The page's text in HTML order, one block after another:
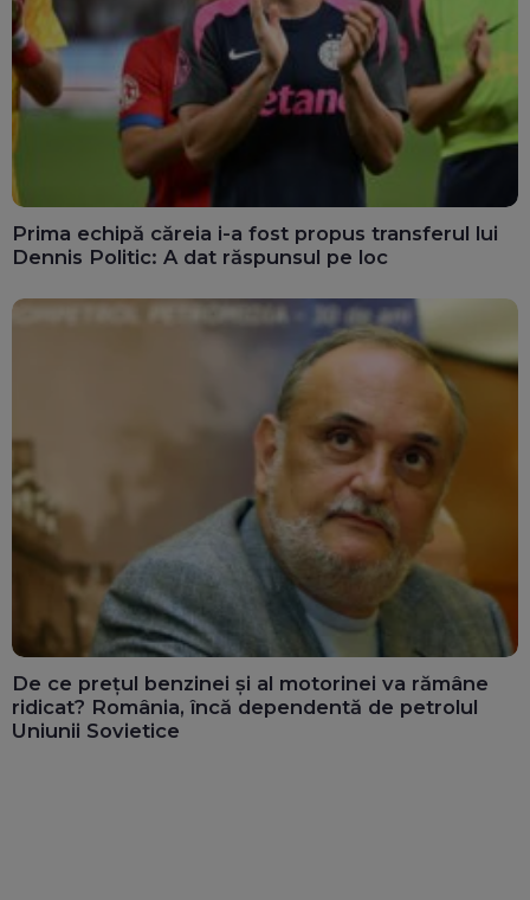
Prima echipă căreia i-a fost propus transferul lui
Dennis Politic: A dat răspunsul pe loc
De ce prețul benzinei și al motorinei va rămâne
ridicat? România, încă dependentă de petrolul
Uniunii Sovietice